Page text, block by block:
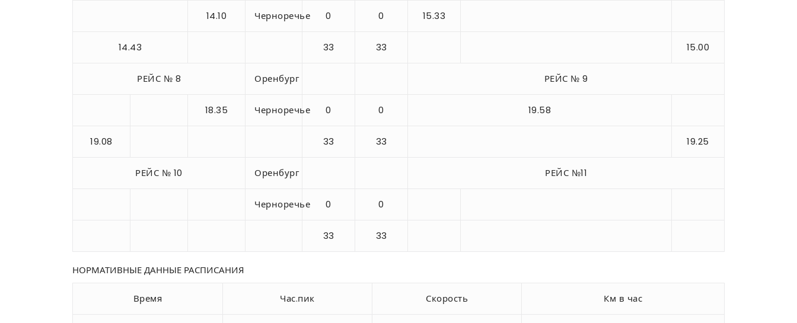
14.10 Черноречье 0 0 15.33
14.43 33 33 15.00
РЕЙС № 8 Оренбург РЕЙС № 9
18.35 Черноречье 0 0 19.58
19.08 33 33 19.25
РЕЙС № 10 Оренбург РЕЙС №11
Черноречье 0 0
33 33
НОРМАТИВНЫЕ ДАННЫЕ РАСПИСАНИЯ
Время Час.пик Скорость Км в час